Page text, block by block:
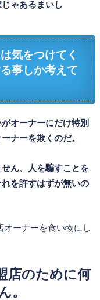
ゃあるまいし
気をつけてく
事しか考えて
オーナーにだけ特別
ナーを欺くのだ。
ん、人を騙すことを
を許すはずが無いの
オーナーを食い物にし
店のために何
。